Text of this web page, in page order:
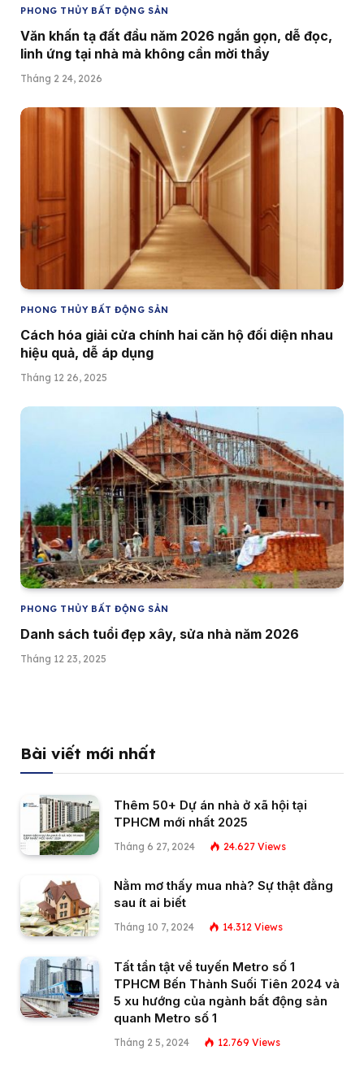
PHONG THỦY BẤT ĐỘNG SẢN
Văn khấn tạ đất đầu năm 2026 ngắn gọn, dễ đọc,
linh ứng tại nhà mà không cần mời thầy
Tháng 2 24, 2026
PHONG THỦY BẤT ĐỘNG SẢN
Cách hóa giải cửa chính hai căn hộ đối diện nhau
hiệu quả, dễ áp dụng
Tháng 12 26, 2025
PHONG THỦY BẤT ĐỘNG SẢN
Danh sách tuổi đẹp xây, sửa nhà năm 2026
Tháng 12 23, 2025
Bài viết mới nhất
Thêm 50+ Dự án nhà ở xã hội tại
TPHCM mới nhất 2025
Tháng 6 27, 2024 24.627 Views
Nằm mơ thấy mua nhà? Sự thật đằng
sau ít ai biết
Tháng 10 7, 2024 14.312 Views
Tất tần tật về tuyến Metro số 1
TPHCM Bến Thành Suối Tiên 2024 và
5 xu hướng của ngành bất động sản
quanh Metro số 1
Tháng 2 5, 2024 12.769 Views